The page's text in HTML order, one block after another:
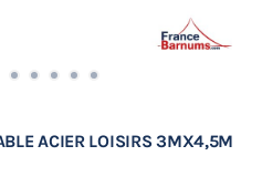
ACIER LOISIRS 3MX4,5M